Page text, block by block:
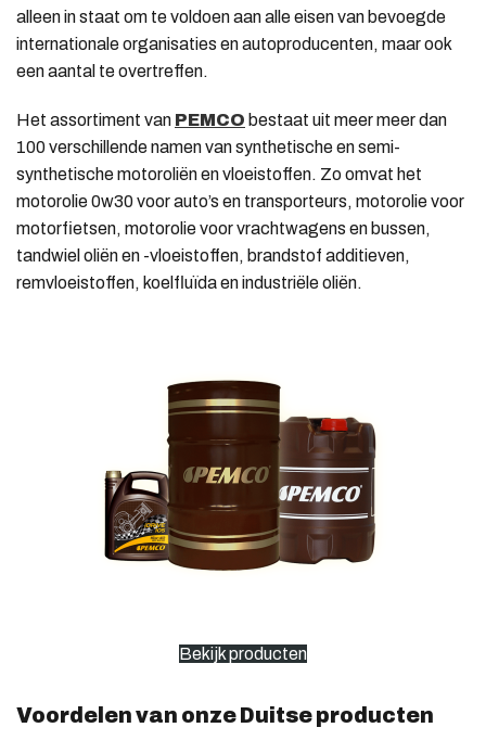
alleen in staat om te voldoen aan alle eisen van bevoegde
internationale organisaties en autoproducenten, maar ook
een aantal te overtreffen.
Het assortiment van PEMCO bestaat uit meer meer dan
100 verschillende namen van synthetische en semi-
synthetische motoroliën en vloeistoffen. Zo omvat het
motorolie 0w30 voor auto’s en transporteurs, motorolie voor
motorfietsen, motorolie voor vrachtwagens en bussen,
tandwiel oliën en -vloeistoffen, brandstof additieven,
remvloeistoffen, koelfluïda en industriële oliën.
Bekijk producten
Voordelen van onze Duitse producten